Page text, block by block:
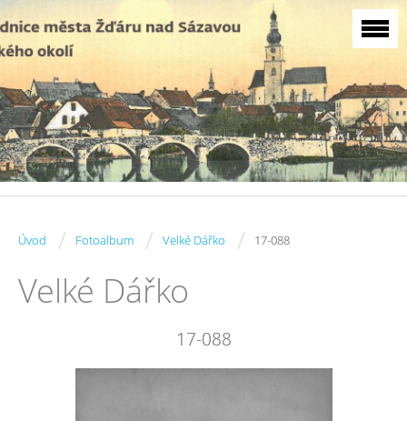
Úvod / Fotoalbum / Velké Dářko / 17-088
Velké Dářko
17-088